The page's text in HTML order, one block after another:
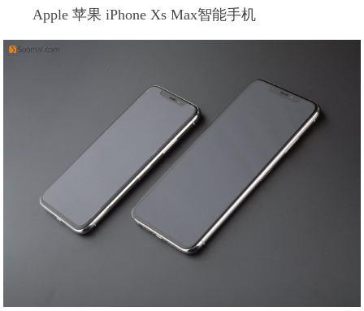
Apple 苹果 iPhone Xs Max智能手机